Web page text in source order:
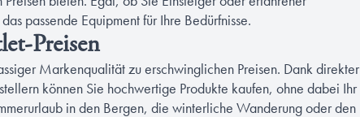
passende Equipment für Ihre Bedürfnisse.
Preisen
Markenqualität zu erschwinglichen Preisen. Dank direkter
können Sie hochwertige Produkte kaufen, ohne dabei Ihr
in den Bergen, die winterliche Wanderung oder den